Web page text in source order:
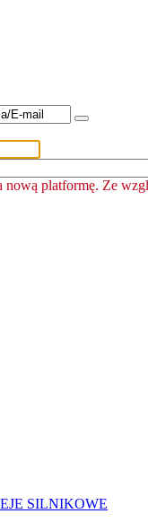
nową platformę. Ze
SILNIKOWE